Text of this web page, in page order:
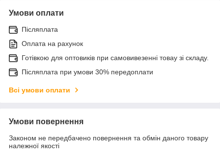
Умови оплати
Післяплата
Оплата на рахунок
Готівкою для оптовиків при самовивезенні товау зі складу.
Післяплата при умови 30% передоплати
Всі умови оплати
Умови повернення
Законом не передбачено повернення та обмін даного товару
належної якості